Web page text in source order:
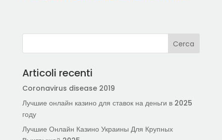
Articoli recenti
Coronavirus disease 2019
Лучшие онлайн казино для ставок на деньги в 2025
году
Лучшие Онлайн Казино Украины Для Крупных